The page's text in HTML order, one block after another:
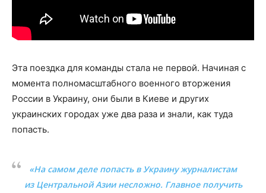
Эта поездка для команды стала не первой. Начиная с
момента полномасштабного военного вторжения
России в Украину, они были в Киеве и других
украинских городах уже два раза и знали, как туда
попасть.
«На самом деле попасть в Украину журналистам
из Центральной Азии несложно. Главное получить